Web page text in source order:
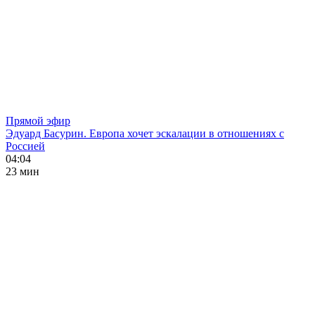
Прямой эфир
Эдуард Басурин. Европа хочет эскалации в отношениях с
Россией
04:04
23 мин